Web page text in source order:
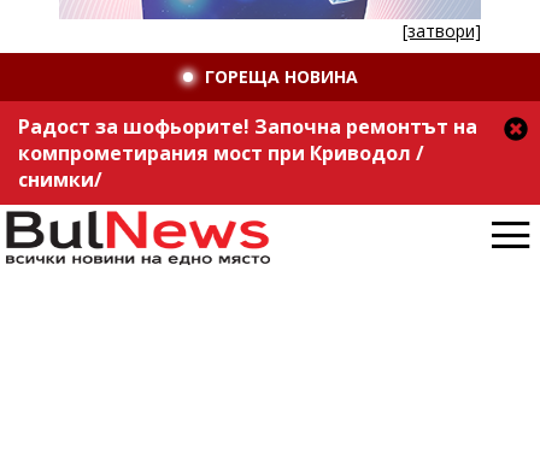
[затвори]
ГОРЕЩА НОВИНА
Радост за шофьорите! Започна ремонтът на
компрометирания мост при Криводол /
снимки/